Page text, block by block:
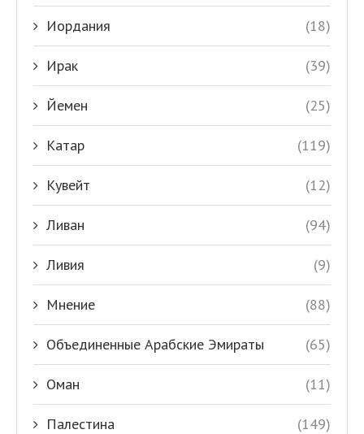
Иордания (18)
Ирак (39)
Йемен (25)
Катар (119)
Кувейт (12)
Ливан (94)
Ливия (9)
Мнение (88)
Объединенные Арабские Эмираты (65)
Оман (11)
Палестина (149)